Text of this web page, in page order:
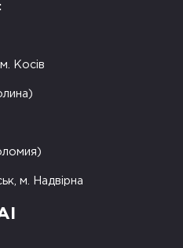
Косів
м. Надвірна